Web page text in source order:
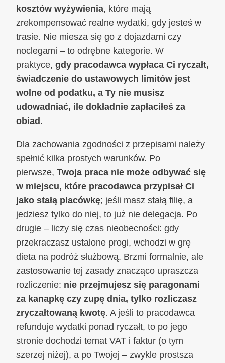
kosztów wyżywienia, które mają
zrekompensować realne wydatki, gdy jesteś w
trasie. Nie miesza się go z dojazdami czy
noclegami – to odrębne kategorie. W
praktyce, gdy pracodawca wypłaca Ci ryczałt,
świadczenie do ustawowych limitów jest
wolne od podatku, a Ty nie musisz
udowadniać, ile dokładnie zapłaciłeś za
obiad.
Dla zachowania zgodności z przepisami należy
spełnić kilka prostych warunków. Po
pierwsze, Twoja praca nie może odbywać się
w miejscu, które pracodawca przypisał Ci
jako stałą placówkę; jeśli masz stałą filię, a
jedziesz tylko do niej, to już nie delegacja. Po
drugie – liczy się czas nieobecności: gdy
przekraczasz ustalone progi, wchodzi w grę
dieta na podróż służbową. Brzmi formalnie, ale
zastosowanie tej zasady znacząco upraszcza
rozliczenie: nie przejmujesz się paragonami
za kanapkę czy zupę dnia, tylko rozliczasz
zryczałtowaną kwotę. A jeśli to pracodawca
refunduje wydatki ponad ryczałt, to po jego
stronie dochodzi temat VAT i faktur (o tym
szerzej niżej), a po Twojej – zwykle prostsza